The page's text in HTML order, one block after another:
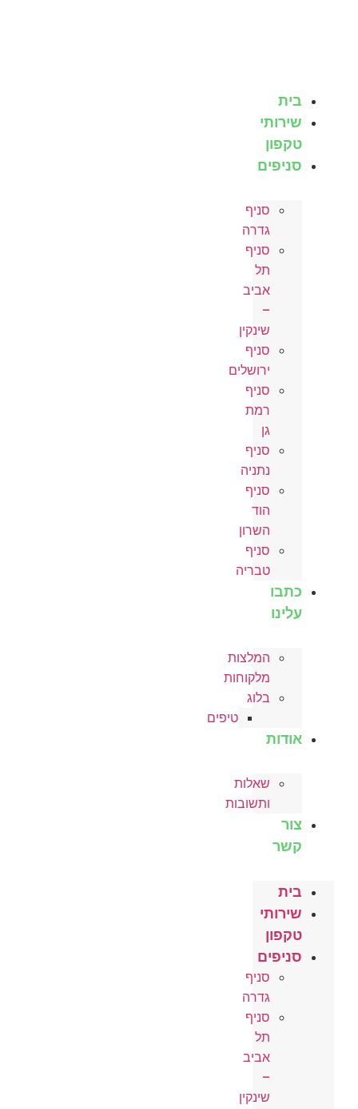
בית
שירותי
טקפון
סניפים
סניף
גדרה
סניף
תל
אביב
–
שינקין
סניף
ירושלים
סניף
רמת
גן
סניף
נתניה
סניף
הוד
השרון
סניף
טבריה
כתבו
עלינו
המלצות
מלקוחות
בלוג
טיפים
אודות
שאלות
ותשובות
צור
קשר
בית
שירותי
טקפון
סניפים
סניף
גדרה
סניף
תל
אביב
–
שינקין